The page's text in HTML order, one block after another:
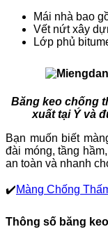
Mái nhà bao
Vết nứt xây
Lớp phủ
Băng keo chống
xuất tại Ý và
Bạn muốn biết
đài móng, tầng
an toàn và nhanh
✔️Màng Chống
Thông số băng